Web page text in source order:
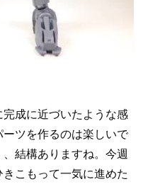
成に近づいたような感
ツを作るのは楽しいで
結構ありますね。今週
こもって一気に進めた